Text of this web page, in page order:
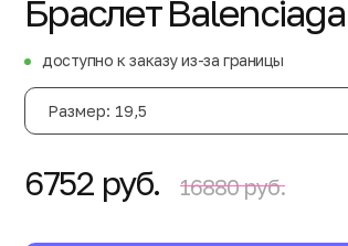
Браслет Balenciaga
доступно к заказу из-за границы
Размер: 19,5
6752 руб. 16880 руб.